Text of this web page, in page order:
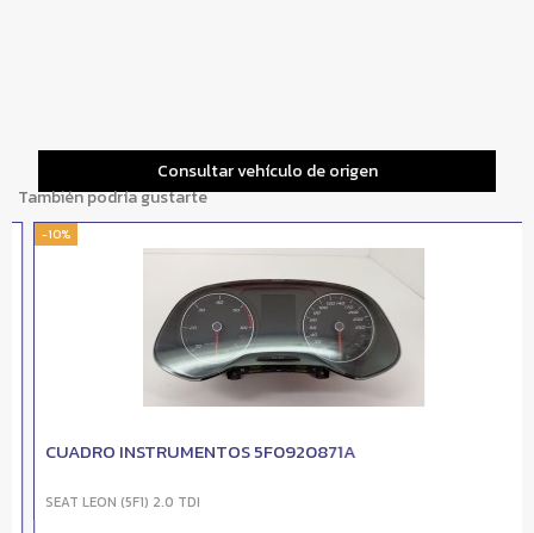
Consultar vehículo de origen
También podría gustarte
-10%
CUADRO INSTRUMENTOS 5F0920871A
SEAT LEON (5F1) 2.0 TDI